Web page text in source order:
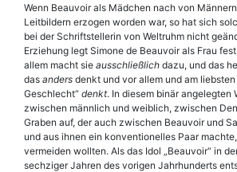
Wenn Beauvoir als Mädchen nach von
Leitbildern erzogen worden war, so hat sich
bei der Schriftstellerin von Weltruhm nicht
Erziehung legt Simone de Beauvoir als Frau
allem macht sie ausschließlich dazu, und das
das anders denkt und vor allem und am
Geschlecht“ denkt. In diesem binär angelegten
zwischen männlich und weiblich, zwischen
Graben auf, der auch zwischen Beauvoir und
und aus ihnen ein konventionelles Paar
vermeiden wollten. Als das Idol „Beauvoir“ in
sechziger Jahren des vorigen Jahrhunderts